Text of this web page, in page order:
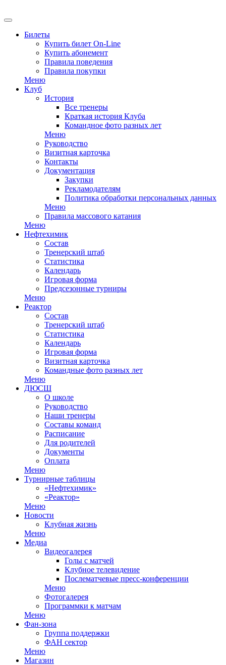
Билеты
Купить билет On-Line
Купить абонемент
Правила поведения
Правила покупки
Меню
Клуб
История
Все тренеры
Краткая история Клуба
Командное фото разных лет
Меню
Руководство
Визитная карточка
Контакты
Документация
Закупки
Рекламодателям
Политика обработки персональных данных
Меню
Правила массового катания
Меню
Нефтехимик
Состав
Тренерский штаб
Статистика
Календарь
Игровая форма
Предсезонные турниры
Меню
Реактор
Состав
Тренерский штаб
Статистика
Календарь
Игровая форма
Визитная карточка
Командные фото разных лет
Меню
ДЮСШ
О школе
Руководство
Наши тренеры
Составы команд
Расписание
Для родителей
Документы
Оплата
Меню
Турнирные таблицы
«Нефтехимик»
«Реактор»
Меню
Новости
Клубная жизнь
Меню
Медиа
Видеогалерея
Голы с матчей
Клубное телевидение
Послематчевые пресс-конференции
Меню
Фотогалерея
Программки к матчам
Меню
Фан-зона
Группа поддержки
ФАН сектор
Меню
Магазин